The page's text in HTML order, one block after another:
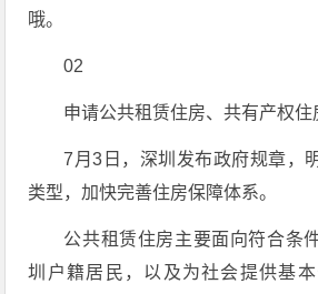
哦。
02
申请公共租赁住房、共有产权住
7月3日，深圳发布政府规章，
类型，加快完善住房保障体系。
公共租赁住房主要面向符合条
圳户籍居民，以及为社会提供基